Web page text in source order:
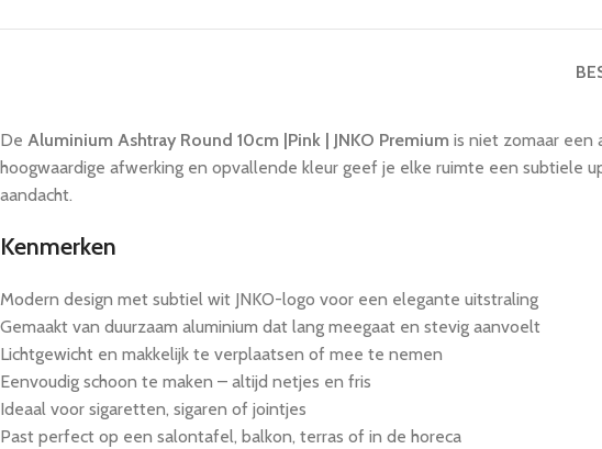
De Aluminium Ashtray Round 10cm |Pink | JNKO Premium is niet zomaar een
hoogwaardige afwerking en opvallende kleur geef je elke ruimte een subtiele
aandacht.
Kenmerken
Modern design met subtiel wit JNKO-logo voor een elegante uitstraling
Gemaakt van duurzaam aluminium dat lang meegaat en stevig aanvoelt
Lichtgewicht en makkelijk te verplaatsen of mee te nemen
Eenvoudig schoon te maken – altijd netjes en fris
Ideaal voor sigaretten, sigaren of jointjes
Past perfect op een salontafel, balkon, terras of in de horeca